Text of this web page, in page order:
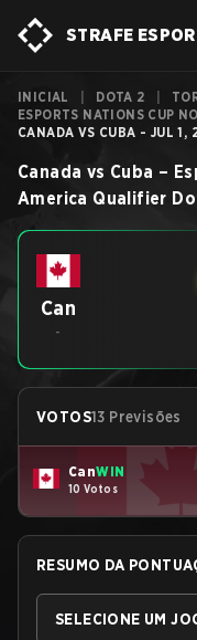
STRAFE
INICIAL DOTA 2
ESPORTS NATIONS CUP
CANADA VS CUBA - JUL 1,
Canada vs Cuba –
America Qualifier
Can
-
VOTOS13 Previsões
CanWIN
10 Votos
RESUMO DA
SELECIONE UM